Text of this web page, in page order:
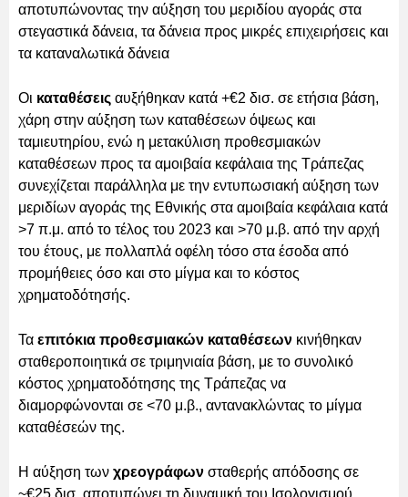
αποτυπώνοντας την αύξηση του μεριδίου αγοράς στα
στεγαστικά δάνεια, τα δάνεια προς μικρές επιχειρήσεις και
τα καταναλωτικά δάνεια
Οι καταθέσεις αυξήθηκαν κατά +€2 δισ. σε ετήσια βάση,
χάρη στην αύξηση των καταθέσεων όψεως και
ταμιευτηρίου, ενώ η μετακύλιση προθεσμιακών
καταθέσεων προς τα αμοιβαία κεφάλαια της Τράπεζας
συνεχίζεται παράλληλα με την εντυπωσιακή αύξηση των
μεριδίων αγοράς της Εθνικής στα αμοιβαία κεφάλαια κατά
>7 π.μ. από το τέλος του 2023 και >70 μ.β. από την αρχή
του έτους, με πολλαπλά οφέλη τόσο στα έσοδα από
προμήθειες όσο και στο μίγμα και το κόστος
χρηματοδότησής.
Τα επιτόκια προθεσμιακών καταθέσεων κινήθηκαν
σταθεροποιητικά σε τριμηνιαία βάση, με το συνολικό
κόστος χρηματοδότησης της Τράπεζας να
διαμορφώνονται σε <70 μ.β., αντανακλώντας το μίγμα
καταθέσεών της.
Η αύξηση των χρεογράφων σταθερής απόδοσης σε
~€25 δισ. αποτυπώνει τη δυναμική του Ισολογισμού,